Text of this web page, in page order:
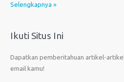
Selengkapnya »
Ikuti Situs Ini
Dapatkan pemberitahuan artikel-
email kamu!